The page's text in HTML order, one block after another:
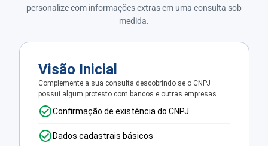
personalize com informações extras em uma consulta sob
medida.
Visão Inicial
Complemente a sua consulta descobrindo se o CNPJ
possui algum protesto com bancos e outras empresas.
Confirmação de existência do CNPJ
Dados cadastrais básicos